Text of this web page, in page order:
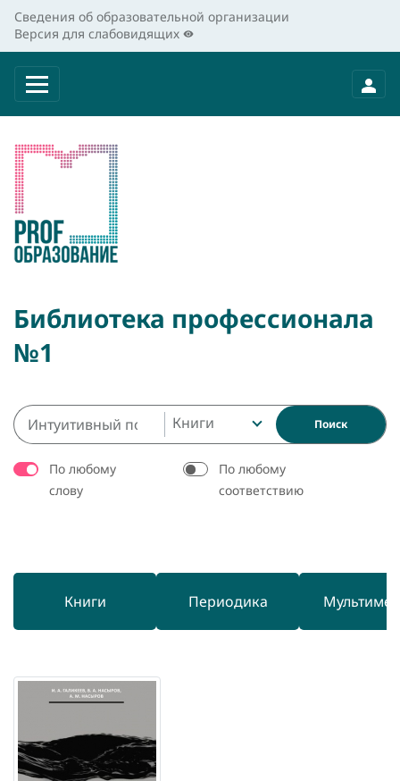
Сведения об образовательной организации
Версия для слабовидящих
Библиотека профессионала
№1
Книги Поиск
По любому
слову
По любому
соответствию
Книги Периодика